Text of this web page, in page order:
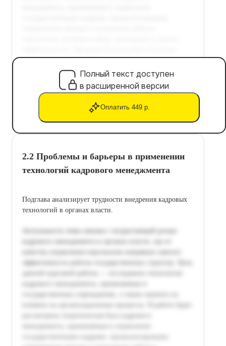
Полный текст доступен
в расширенной версии
Оплатить 449 р.
2.2 Проблемы и барьеры в применении
технологий кадрового менеджмента
Подглавa анализирует трудности внедрения кадровых
технологий в органах власти.